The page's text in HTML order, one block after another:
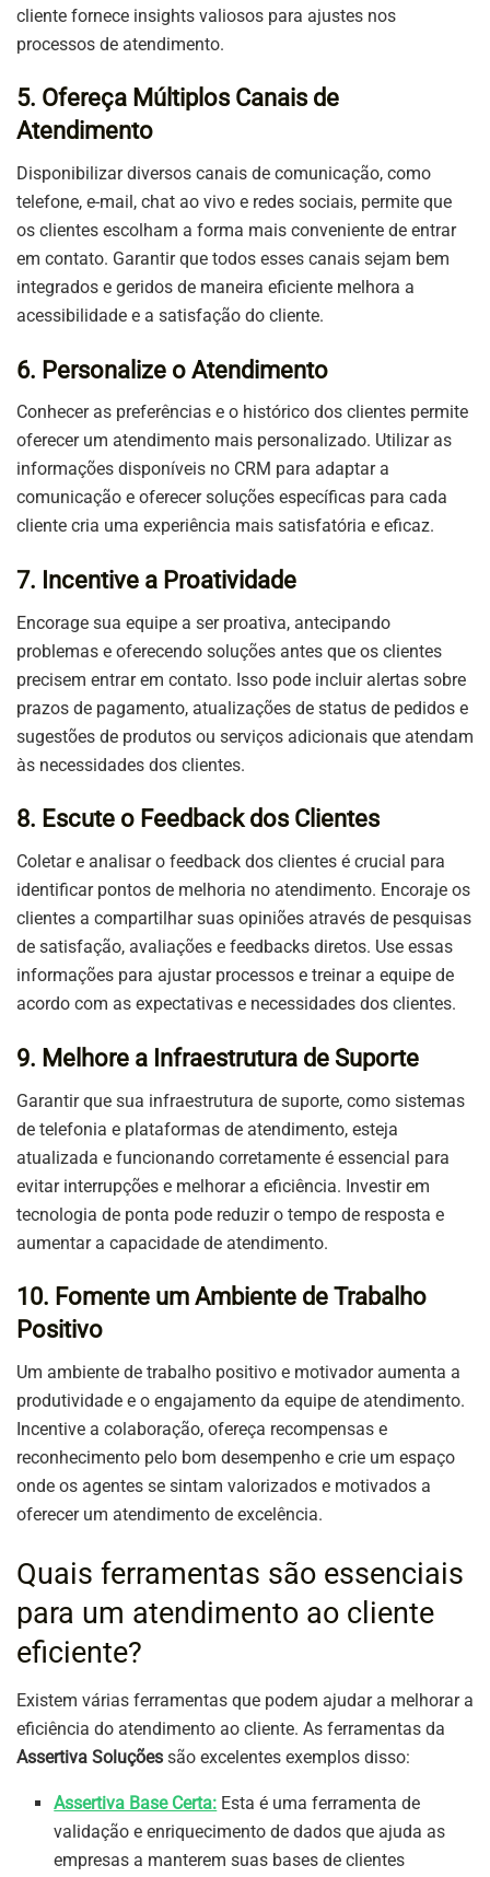
cliente fornece insights valiosos para ajustes nos
processos de atendimento.
5. Ofereça Múltiplos Canais de
Atendimento
Disponibilizar diversos canais de comunicação, como
telefone, e-mail, chat ao vivo e redes sociais, permite que
os clientes escolham a forma mais conveniente de entrar
em contato. Garantir que todos esses canais sejam bem
integrados e geridos de maneira eficiente melhora a
acessibilidade e a satisfação do cliente.
6. Personalize o Atendimento
Conhecer as preferências e o histórico dos clientes permite
oferecer um atendimento mais personalizado. Utilizar as
informações disponíveis no CRM para adaptar a
comunicação e oferecer soluções específicas para cada
cliente cria uma experiência mais satisfatória e eficaz.
7. Incentive a Proatividade
Encorage sua equipe a ser proativa, antecipando
problemas e oferecendo soluções antes que os clientes
precisem entrar em contato. Isso pode incluir alertas sobre
prazos de pagamento, atualizações de status de pedidos e
sugestões de produtos ou serviços adicionais que atendam
às necessidades dos clientes.
8. Escute o Feedback dos Clientes
Coletar e analisar o feedback dos clientes é crucial para
identificar pontos de melhoria no atendimento. Encoraje os
clientes a compartilhar suas opiniões através de pesquisas
de satisfação, avaliações e feedbacks diretos. Use essas
informações para ajustar processos e treinar a equipe de
acordo com as expectativas e necessidades dos clientes.
9. Melhore a Infraestrutura de Suporte
Garantir que sua infraestrutura de suporte, como sistemas
de telefonia e plataformas de atendimento, esteja
atualizada e funcionando corretamente é essencial para
evitar interrupções e melhorar a eficiência. Investir em
tecnologia de ponta pode reduzir o tempo de resposta e
aumentar a capacidade de atendimento.
10. Fomente um Ambiente de Trabalho
Positivo
Um ambiente de trabalho positivo e motivador aumenta a
produtividade e o engajamento da equipe de atendimento.
Incentive a colaboração, ofereça recompensas e
reconhecimento pelo bom desempenho e crie um espaço
onde os agentes se sintam valorizados e motivados a
oferecer um atendimento de excelência.
Quais ferramentas são essenciais
para um atendimento ao cliente
eficiente?
Existem várias ferramentas que podem ajudar a melhorar a
eficiência do atendimento ao cliente. As ferramentas da
Assertiva Soluções são excelentes exemplos disso:
Assertiva Base Certa: Esta é uma ferramenta de
validação e enriquecimento de dados que ajuda as
empresas a manterem suas bases de clientes